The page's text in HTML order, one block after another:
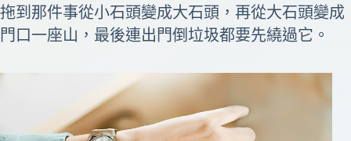
拖到那件事從小石頭變成大石頭，再從大石頭變成
門口一座山，最後連出門倒垃圾都要先繞過它。